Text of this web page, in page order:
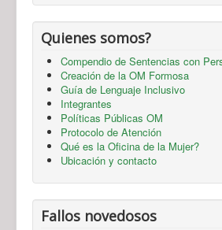
Quienes somos?
Compendio de Sentencias con
Creación de la OM Formosa
Guía de Lenguaje Inclusivo
Integrantes
Políticas Públicas OM
Protocolo de Atención
Qué es la Oficina de la Mujer?
Ubicación y contacto
Fallos novedosos